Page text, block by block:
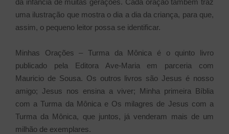
da infância de muitas gerações. Cada oração também traz
uma ilustração que mostra o dia a dia da criança, para que,
assim, o pequeno leitor possa se identificar.
Minhas Orações – Turma da Mônica é o quinto livro
publicado pela Editora Ave-Maria em parceria com
Mauricio de Sousa. Os outros livros são Jesus é nosso
amigo; Jesus nos ensina a viver; Minha primeira Bíblia
com a Turma da Mônica e Os milagres de Jesus com a
Turma da Mônica, que juntos, já venderam mais de um
milhão de exemplares.